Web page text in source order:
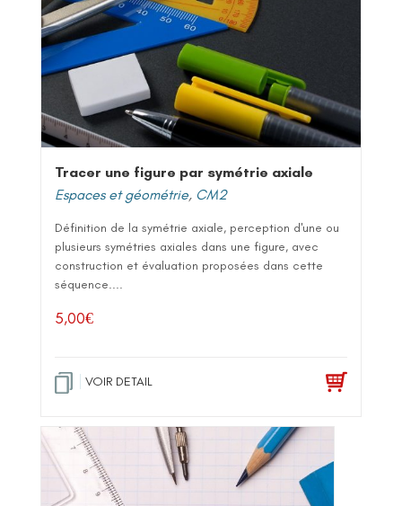
Tracer une figure par symétrie axiale
Espaces et géométrie, CM2
Définition de la symétrie axiale, perception d'une ou
plusieurs symétries axiales dans une figure, avec
construction et évaluation proposées dans cette
séquence....
5,00€
VOIR DETAIL